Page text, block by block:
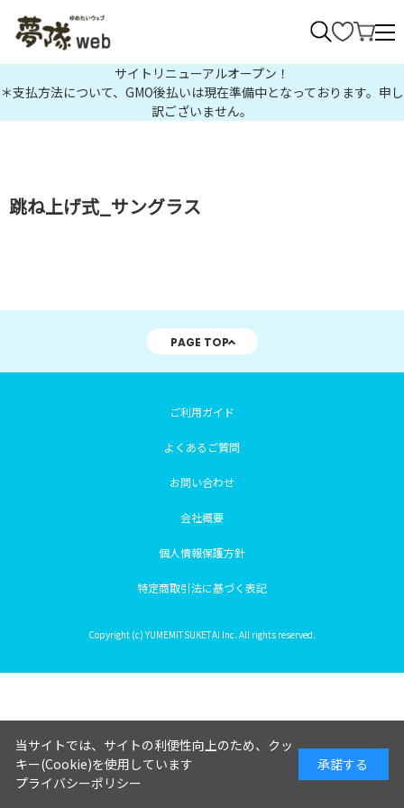
サイトリニューアルオープン！
＊支払方法について、GMO後払いは現在準備中となっております。申し
訳ございません。
跳ね上げ式_サングラス
PAGE TOP
ご利用ガイド
よくあるご質問
お問い合わせ
会社概要
個人情報保護方針
特定商取引法に基づく表記
Copyright (c) YUMEMITSUKETAI Inc. All rights reserved.
当サイトでは、サイトの利便性向上のため、クッ
キー(Cookie)を使用しています
プライバシーポリシー
承諾する